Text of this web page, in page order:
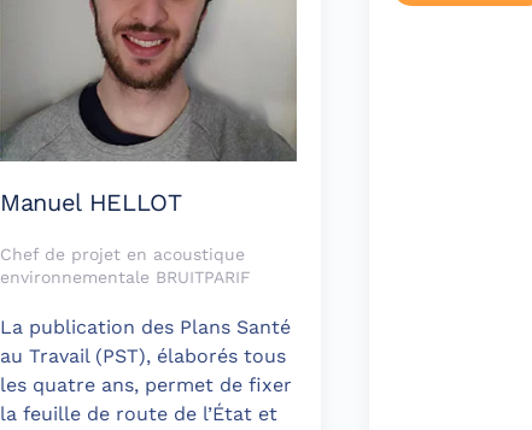
Manuel HELLOT
Chef de projet en acoustique
environnementale BRUITPARIF
La publication des Plans Santé
au Travail (PST), élaborés tous
les quatre ans, permet de fixer
la feuille de route de l’État et